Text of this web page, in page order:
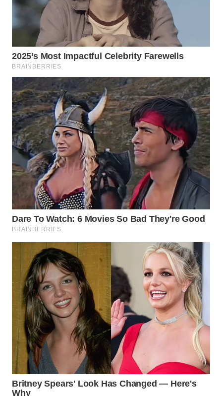
WN
LABUHANBATU
WN
TAPANULI
TENGAH
WN DELI
SERDANG
WN
TEBING
TINGGI
WN
PAKPAK
WN
WN
BEKASI
WN
BOGOR
WN
DEPOK
WN
TAPANULI
UTARA